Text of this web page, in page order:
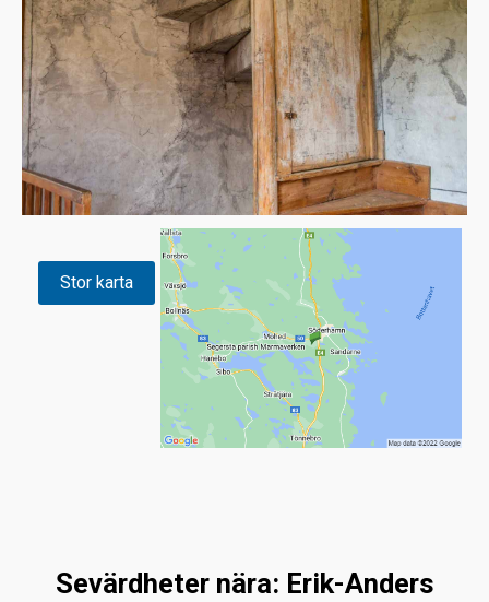
Stor karta
Sevärdheter nära: Erik-Anders